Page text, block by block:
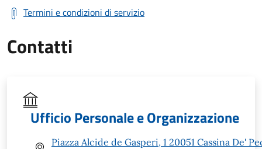
Termini e condizioni di servizio
Contatti
Ufficio Personale e Organizzazione
Piazza Alcide de Gasperi, 1 20051 Cassina De'